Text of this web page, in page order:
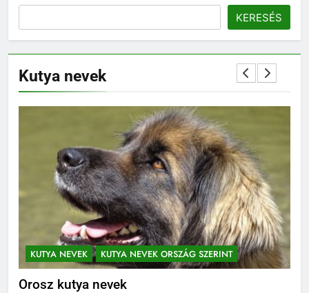
KERESÉS
Kutya nevek
KUTYA NEVEK KUTYA NEVEK ORSZÁG SZERINT
Orosz kutya nevek